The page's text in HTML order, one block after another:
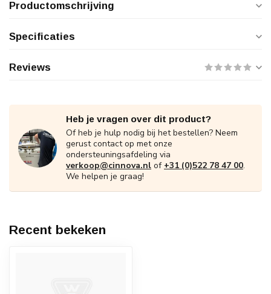
Productomschrijving
Specificaties
Reviews
Heb je vragen over dit product?
Of heb je hulp nodig bij het bestellen? Neem
gerust contact op met onze
ondersteuningsafdeling via
verkoop@cinnova.nl of +31 (0)522 78 47 00.
We helpen je graag!
Recent bekeken